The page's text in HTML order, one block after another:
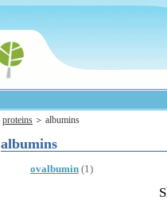
proteins albumins
albumins
ovalbumin (1)